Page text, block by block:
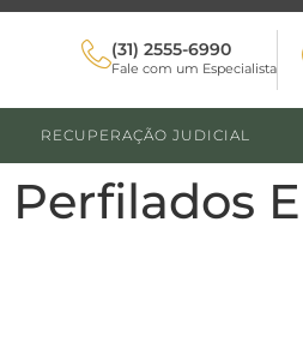
(31) 2555-6990
Fale com um Especialista
RECUPERAÇÃO JUDICIAL
Perfilados